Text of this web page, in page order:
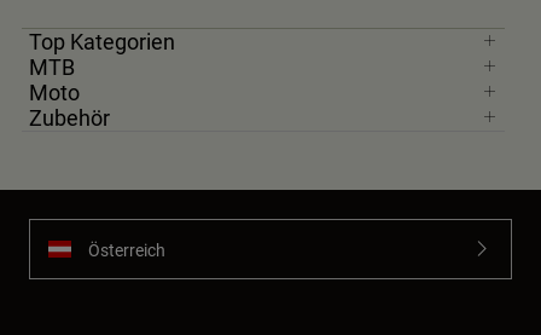
Top Kategorien
MTB
Moto
Zubehör
Österreich